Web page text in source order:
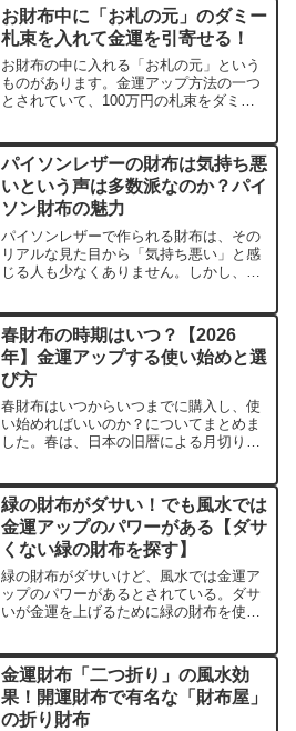
心して使ってもらえるように注意点と選
び方をご紹介します。開運...
お財布中に「お札の元」のダミー
札束を入れて金運を引寄せる！
お財布の中に入れる「お札の元」という
ものがあります。金運アップ方法の一つ
とされていて、100万円の札束をダミー
感、100万円札がお財布に入っていると
いう感覚や意識が金運アップにつながる
のなら使ってみたいですか？
パイソンレザーの財布は気持ち悪
いという声は多数派なのか？パイ
ソン財布の魅力
パイソンレザーで作られる財布は、その
リアルな見た目から「気持ち悪い」と感
じる人も少なくありません。しかし、そ
も多いのです。パイソンレザーの財布の
魅力についてまとめています。
春財布の時期はいつ？【2026
年】金運アップする使い始めと選
び方
春財布はいつからいつまでに購入し、使
い始めればいいのか？についてまとめま
した。春は、日本の旧暦による月切りで
が、春財布の場合は旧暦の1月・2月・3
月までの説で考えます。よって、春財布
は1月・2月・3月で自分の好きなタイミ
ングを見計らって購入してください。
緑の財布がダサい！でも風水では
金運アップのパワーがある【ダサ
くない緑の財布を探す】
緑の財布がダサいけど、風水では金運ア
ップのパワーがあるとされている。ダサ
いが金運を上げるために緑の財布を使う
つ、緑の財布でもダサく見えないファッ
ショナブルな財布を紹介します。自分で
は探す時間がない人は参考になると思い
ますよ。
金運財布「二つ折り」の風水効
果！開運財布で有名な「財布屋」
の折り財布